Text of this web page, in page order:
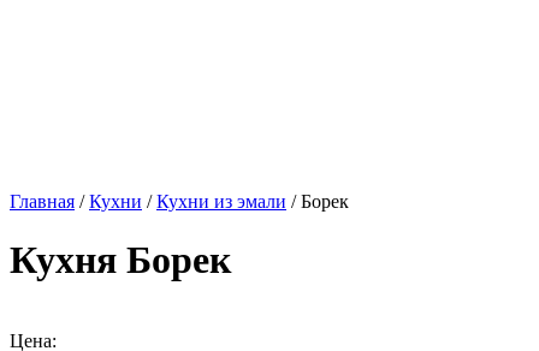
Главная /Кухни /Кухни из эмали / Борек
Кухня Борек
Цена: